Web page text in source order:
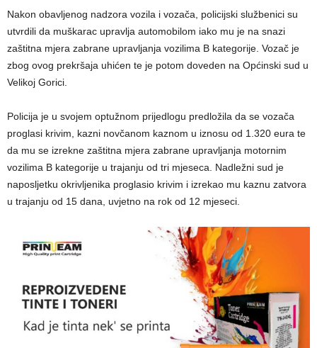
Nakon obavljenog nadzora vozila i vozača, policijski službenici su
utvrdili da muškarac upravlja automobilom iako mu je na snazi
zaštitna mjera zabrane upravljanja vozilima B kategorije. Vozač je
zbog ovog prekršaja uhićen te je potom doveden na Općinski sud u
Velikoj Gorici.
Policija je u svojem optužnom prijedlogu predložila da se vozača
proglasi krivim, kazni novčanom kaznom u iznosu od 1.320 eura te
da mu se izrekne zaštitna mjera zabrane upravljanja motornim
vozilima B kategorije u trajanju od tri mjeseca. Nadležni sud je
naposljetku okrivljenika proglasio krivim i izrekao mu kaznu zatvora
u trajanju od 15 dana, uvjetno na rok od 12 mjeseci.